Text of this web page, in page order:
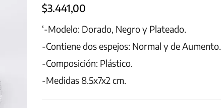
$3.441,00
‘-Modelo: Dorado, Negro y Plateado.
-Contiene dos espejos: Normal y de Aumento.
-Composición: Plástico.
-Medidas 8.5x7x2 cm.